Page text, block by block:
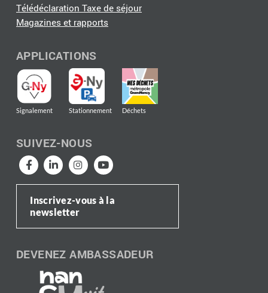
Télédéclaration Taxe de séjour
Magazines et rapports
APPLICATIONS
Signalement Stationnement Déchets
SUIVEZ-NOUS
Inscrivez-vous à la
newsletter
DEVENEZ AMBASSADEUR